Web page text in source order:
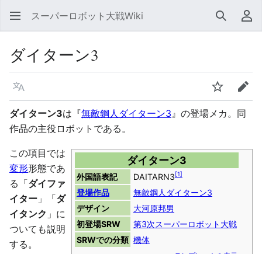
スーパーロボット大戦Wiki 検索 利
ダイターン3
言語 ウォッチ編集
ダイターン3は『無敵鋼人ダイターン3』の登場メカ。同
作品の主役ロボットである。
ダイターン3
外国語表記 DAITARN3[1
登場作品
無敵鋼人ダイターン3
デザイン
大河原邦男
初登場SRW
第3次スーパーロボット大戦
SRWでの分類 機体
この項目では
変形形態であ
る「ダイファ
イター 」「ダ
イタンク 」に
ついても説明
する。